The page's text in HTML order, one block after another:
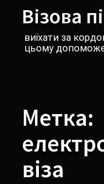
содержимомуВізова
виїхати за
цьому
Метка:
віза